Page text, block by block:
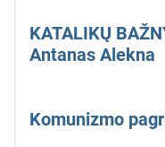
KATALIKŲ
Antanas Alekna
Komunizmo